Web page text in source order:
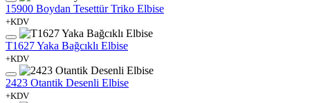
15900 Boydan Tesettür Triko Elbise
+KDV
T1627 Yaka Bağcıklı Elbise
+KDV
2423 Otantik Desenli Elbise
+KDV